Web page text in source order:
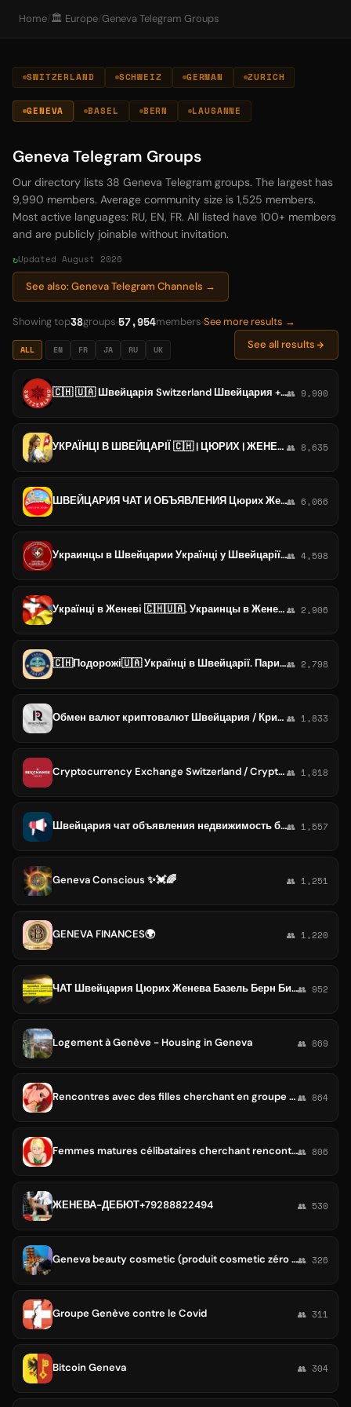
Home/ 🏛️ Europe/Geneva Telegram Groups
SWITZERLAND SCHWEIZ GERMAN ZURICH
GENEVA BASEL BERN LAUSANNE
Geneva Telegram Groups
Our directory lists 38 Geneva Telegram groups. The largest has
9,990 members. Average community size is 1,525 members.
Most active languages: RU, EN, FR. All listed have 100+ members
and are publicly joinable without invitation.
Updated August 2026
See also: Geneva Telegram Channels →
Showing top38groups 57,954members See more results →
ALL EN FR JA RU UK See all results
🇨🇭 🇺🇦 Швейцарія Switzerland Швейцария + Цюрих Женева👥 9,990
УКРАЇНЦІ В ШВЕЙЦАРІЇ 🇨🇭 | ЦЮРИХ | ЖЕНЕВА ! БАЗЕЛЬ | 👥 8,635
ШВЕЙЦАРИЯ ЧАТ И ОБЪЯВЛЕНИЯ Цюрих Женева Базель Берн Лугано Лозанна👥 6,066
Украинцы в Швейцарии Українці у Швейцарії #швейцария #беженцы #украина #берн #цюрих #базель #люцерн #цуг #арау #тургау #женева👥 4,598
Українці в Женеві 🇨🇭🇺🇦. Украинцы в Женеве. Кантон Женева Geneve.👥 2,906
🇨🇭Подорожі🇺🇦 Українці в Швейцарії. Париж. Венеція. Монако. Мілан. Мюнхен. Страссбург. Куршевель. Женева. Берн. Фрібург. Бюль👥 2,798
Обмен валют криптовалют Швейцария / Крипта , Крипто Женева, Цюрих, Берн, Люцерн, Базель, Лозанна, Кур 👥 1,833
Cryptocurrency Exchange Switzerland / Crypta , Crypto Geneva, Zurich, Bern, Lucerne, Basel, Lausanne, Cour👥 1,818
Швейцария чат объявления недвижимость барахолка работа Цюрих Женева Базель Берн Лозанна👥 1,557
Geneva Conscious ✨💓🌈 👥 1,251
GENEVA FINANCES🌍 👥 1,220
ЧАТ Швейцария Цюрих Женева Базель Берн Биль Лозанна Фрибур Винтертур Давос Лугано Церматт👥 952
Logement à Genève - Housing in Geneva 👥 869
Rencontres avec des filles cherchant en groupe Genève Suisse👥 864
Femmes matures célibataires cherchant rencontres à Genève Suisse👥 806
ЖЕНЕВА-ДЕБЮТ+79288822494 👥 530
Geneva beauty cosmetic (produit cosmetic zéro hydroquinone)👥 326
Groupe Genève contre le Covid 👥 311
Bitcoin Geneva 👥 304